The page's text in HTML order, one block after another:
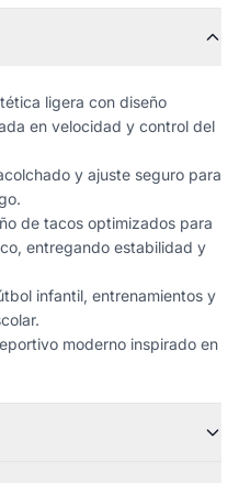
ligera con diseño
en velocidad y control del
y ajuste seguro para
de tacos optimizados para
entregando estabilidad y
infantil, entrenamientos y
moderno inspirado en